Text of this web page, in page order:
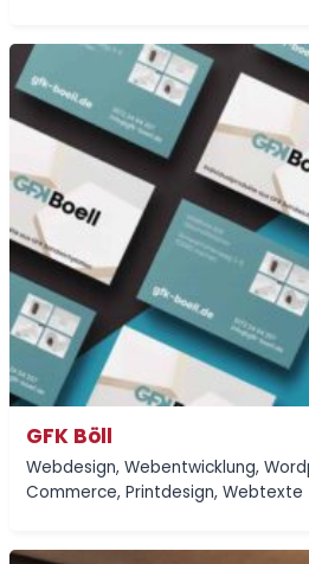
GFK Böll
Webdesign, Webentwicklung,
Commerce, Printdesign, Webtexte